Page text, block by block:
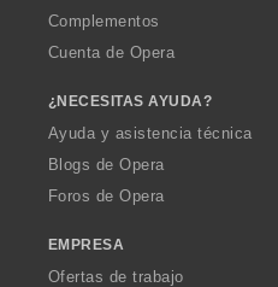
Complementos
Cuenta de Opera
¿NECESITAS AYUDA?
Ayuda y asistencia técnica
Blogs de Opera
Foros de Opera
EMPRESA
Ofertas de trabajo